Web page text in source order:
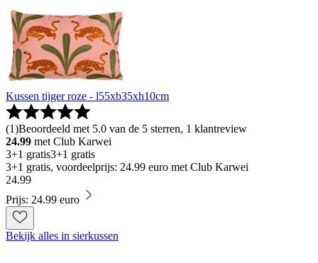
Kussen tijger roze - l55xb35xh10cm
(1)Beoordeeld met 5.0 van de 5 sterren, 1 klantreview
24.99 met Club Karwei
3+1 gratis3+1 gratis
3+1 gratis, voordeelprijs: 24.99 euro met Club Karwei
24.99
Prijs: 24.99 euro
Bekijk alles in sierkussen